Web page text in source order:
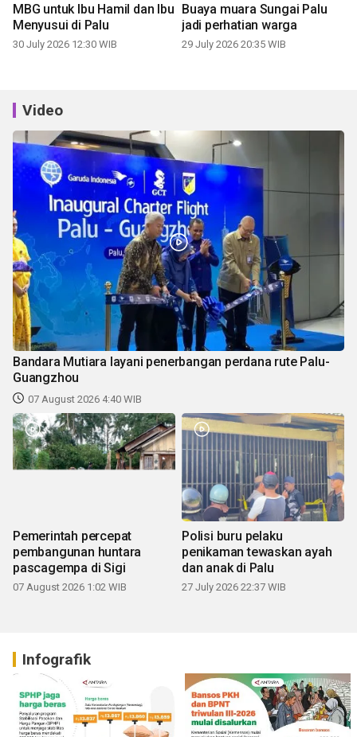
MBG untuk Ibu Hamil dan Ibu
Menyusui di Palu
30 July 2026 12:30 WIB
Buaya muara Sungai Palu
jadi perhatian warga
29 July 2026 20:35 WIB
Video
Bandara Mutiara layani penerbangan perdana rute Palu-
Guangzhou
07 August 2026 4:40 WIB
Pemerintah percepat
pembangunan huntara
pascagempa di Sigi
07 August 2026 1:02 WIB
Polisi buru pelaku
penikaman tewaskan ayah
dan anak di Palu
27 July 2026 22:37 WIB
Infografik